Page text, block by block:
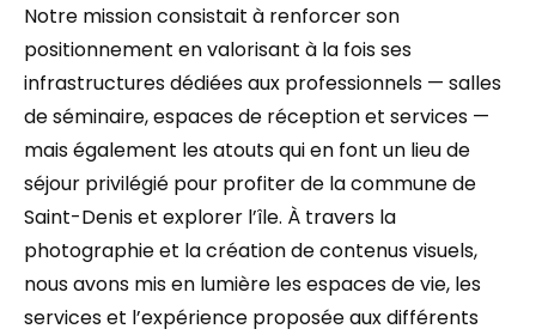
Notre mission consistait à renforcer son
positionnement en valorisant à la fois ses
infrastructures dédiées aux professionnels — salles
de séminaire, espaces de réception et services —
mais également les atouts qui en font un lieu de
séjour privilégié pour profiter de la commune de
Saint-Denis et explorer l’île. À travers la
photographie et la création de contenus visuels,
nous avons mis en lumière les espaces de vie, les
services et l’expérience proposée aux différents